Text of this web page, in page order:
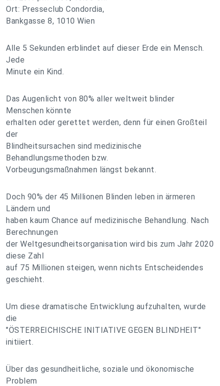
Ort: Presseclub Condordia,
Bankgasse 8, 1010 Wien
Alle 5 Sekunden erblindet auf dieser Erde ein Mensch.
Jede
Minute ein Kind.
Das Augenlicht von 80% aller weltweit blinder
Menschen könnte
erhalten oder gerettet werden, denn für einen Großteil
der
Blindheitsursachen sind medizinische
Behandlungsmethoden bzw.
Vorbeugungsmaßnahmen längst bekannt.
Doch 90% der 45 Millionen Blinden leben in ärmeren
Ländern und
haben kaum Chance auf medizinische Behandlung. Nach
Berechnungen
der Weltgesundheitsorganisation wird bis zum Jahr 2020
diese Zahl
auf 75 Millionen steigen, wenn nichts Entscheidendes
geschieht.
Um diese dramatische Entwicklung aufzuhalten, wurde
die
"ÖSTERREICHISCHE INITIATIVE GEGEN BLINDHEIT"
initiiert.
Über das gesundheitliche, soziale und ökonomische
Problem